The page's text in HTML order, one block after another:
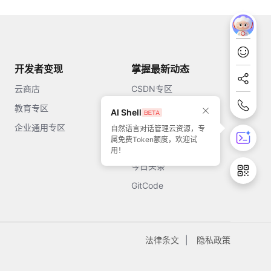
AI Shell
自然语言对话管理云资源，专
属免费Token额度，欢迎试
用！
开发者变现
云商店
教育专区
企业通用专区
掌握最新动态
CSDN专区
知乎
开源中国
今日头条
GitCode
法律条文 隐私政策